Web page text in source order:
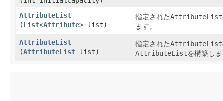
AttributeList
(List<Attribute> list)
指定されたAttributeList
ます。
AttributeList
(AttributeList list)
指定されたAttributeList
AttributeListを構築し